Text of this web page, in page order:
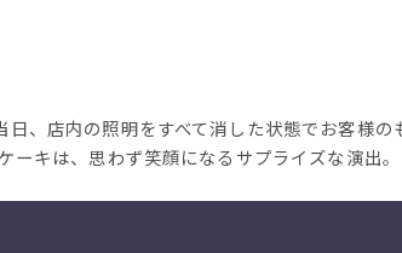
、店内の照明をすべて消した状態でお客様
キは、思わず笑顔になるサプライズな演出